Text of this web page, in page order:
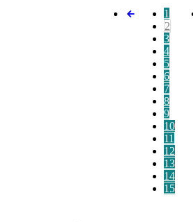
1
2
3
4
5
6
7
8
9
10
11
12
13
14
15